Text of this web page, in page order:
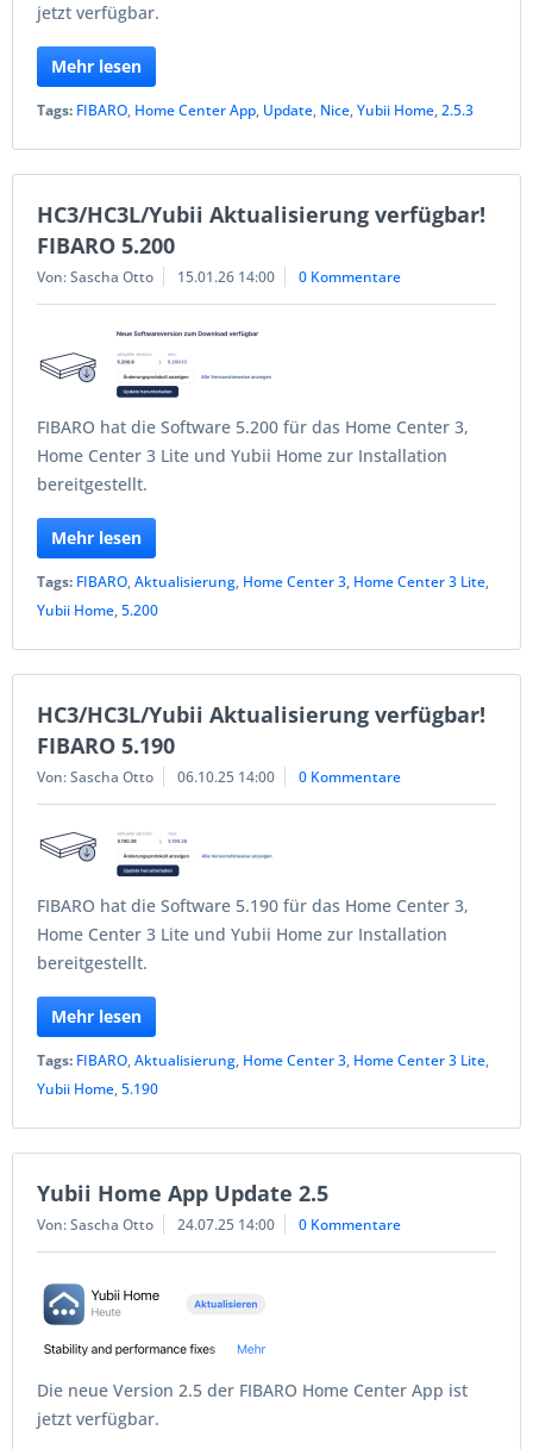
jetzt verfügbar.
Mehr lesen
Tags: FIBARO, Home Center App, Update, Nice,Yubii Home,2.5.3
HC3/HC3L/Yubii Aktualisierung verfügbar!
FIBARO 5.200
Von: Sascha Otto 15.01.26 14:00 0 Kommentare
FIBARO hat die Software 5.200 für das Home Center 3,
Home Center 3 Lite und Yubii Home zur Installation
bereitgestellt.
Mehr lesen
Tags: FIBARO,Aktualisierung, Home Center 3, Home Center 3 Lite,
Yubii Home,5.200
HC3/HC3L/Yubii Aktualisierung verfügbar!
FIBARO 5.190
Von: Sascha Otto 06.10.25 14:00 0 Kommentare
FIBARO hat die Software 5.190 für das Home Center 3,
Home Center 3 Lite und Yubii Home zur Installation
bereitgestellt.
Mehr lesen
Tags: FIBARO,Aktualisierung, Home Center 3, Home Center 3 Lite,
Yubii Home,5.190
Yubii Home App Update 2.5
Von: Sascha Otto 24.07.25 14:00 0 Kommentare
Die neue Version 2.5 der FIBARO Home Center App ist
jetzt verfügbar.